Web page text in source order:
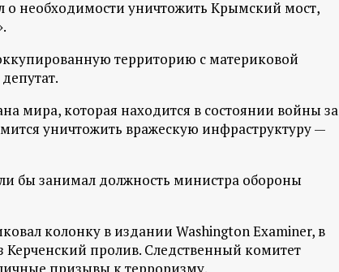
о необходимости уничтожить Крымский мост,
территорию с материковой
мира, которая находится в состоянии войны за
уничтожить вражескую инфраструктуру —
бы занимал должность министра обороны
колонку в издании Washington Examiner, в
Керченский пролив. Следственный комитет